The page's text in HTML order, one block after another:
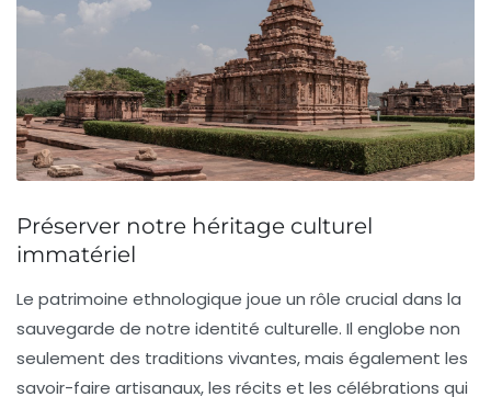
Préserver notre héritage culturel
immatériel
Le patrimoine ethnologique joue un rôle crucial dans la
sauvegarde de notre identité culturelle. Il englobe non
seulement des traditions vivantes, mais également les
savoir-faire artisanaux, les récits et les célébrations qui